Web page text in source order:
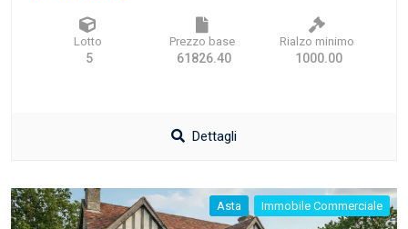
Lotto
5
Prezzo base
61826.40
Rialzo minimo
1000.00
Dettagli
Asta Immobile Commerciale